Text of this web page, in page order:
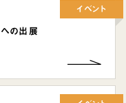
の出展
イベント